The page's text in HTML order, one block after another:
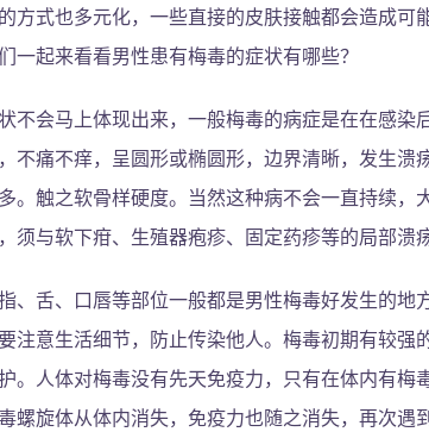
方式也多元化，一些直接的皮肤接触都会造成可
一起来看看男性患有梅毒的症状有哪些？
不会马上体现出来，一般梅毒的病症是在在感染
不痛不痒，呈圆形或椭圆形，边界清晰，发生溃
。触之软骨样硬度。当然这种病不会一直持续，
须与软下疳、生殖器疱疹、固定药疹等的局部溃
、舌、口唇等部位一般都是男性梅毒好发生的地
注意生活细节，防止传染他人。梅毒初期有较强
。人体对梅毒没有先天免疫力，只有在体内有梅
螺旋体从体内消失，免疫力也随之消失，再次遇